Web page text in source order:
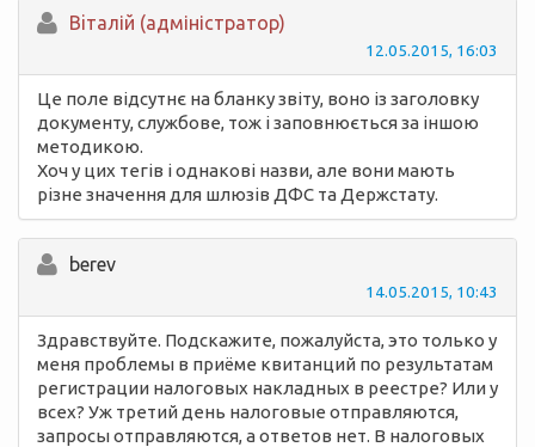
Вiталій (адміністратор)
12.05.2015, 16:03
Це поле відсутнє на бланку звіту, воно із заголовку
документу, службове, тож і заповнюється за іншою
методикою.
Хоч у цих тегів і однакові назви, але вони мають
різне значення для шлюзів ДФС та Держстату.
berev
14.05.2015, 10:43
Здравствуйте. Подскажите, пожалуйста, это только у
меня проблемы в приёме квитанций по результатам
регистрации налоговых накладных в реестре? Или у
всех? Уж третий день налоговые отправляются,
запросы отправляются, а ответов нет. В налоговых